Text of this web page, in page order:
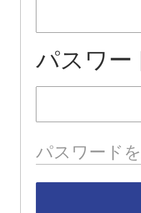
パスワー
パスワード